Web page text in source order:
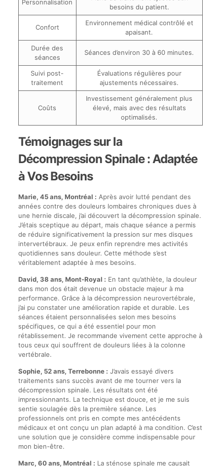
Personnalisation
besoins du patient.
Confort
Environnement médical contrôlé et
apaisant.
Durée des
séances
Séances d’environ 30 à 60 minutes.
Suivi post-
traitement
Évaluations régulières pour
ajustements nécessaires.
Coûts
Investissement généralement plus
élevé, mais avec des résultats
optimalisés.
Témoignages sur la
Décompression Spinale : Adaptée
à Vos Besoins
Marie, 45 ans, Montréal : Après avoir lutté pendant des
années contre des douleurs lombaires chroniques dues à
une hernie discale, j’ai découvert la décompression spinale.
J’étais sceptique au départ, mais chaque séance a permis
de réduire significativement la pression sur mes disques
intervertébraux. Je peux enfin reprendre mes activités
quotidiennes sans douleur. Cette méthode s’est
véritablement adaptée à mes besoins.
David, 38 ans, Mont-Royal : En tant qu’athlète, la douleur
dans mon dos était devenue un obstacle majeur à ma
performance. Grâce à la décompression neurovertébrale,
j’ai pu constater une amélioration rapide et durable. Les
séances étaient personnalisées selon mes besoins
spécifiques, ce qui a été essentiel pour mon
rétablissement. Je recommande vivement cette approche à
tous ceux qui souffrent de douleurs liées à la colonne
vertébrale.
Sophie, 52 ans, Terrebonne : J’avais essayé divers
traitements sans succès avant de me tourner vers la
décompression spinale. Les résultats ont été
impressionnants. La technique est douce, et je me suis
sentie soulagée dès la première séance. Les
professionnels ont pris en compte mes antécédents
médicaux et ont conçu un plan adapté à ma condition. C’est
une solution que je considère comme indispensable pour
mon bien-être.
Marc, 60 ans, Montréal : La sténose spinale me causait